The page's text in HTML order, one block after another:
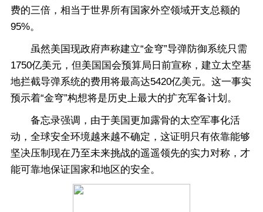
费的三倍，相当于世界所有国家外空领域开支总额的
95%。
虽然美国现政府声称建立“金穹”导弹防御系统只需
1750亿美元，但美国国会预算局日前宣称，建立太空基
地拦截导弹系统的费用将最高达5420亿美元。这一事实
预示着“金穹”构想将是历史上最大的扩充军备计划。
备忘录强调，由于美国更加露骨的太空军事化活
动，全球安全环境越来越不确定，这证明只有依靠能够
坚决压制现在乃至未来挑战的遥遥领先的实力对称，才
能可靠地保证国家和地区的安全。